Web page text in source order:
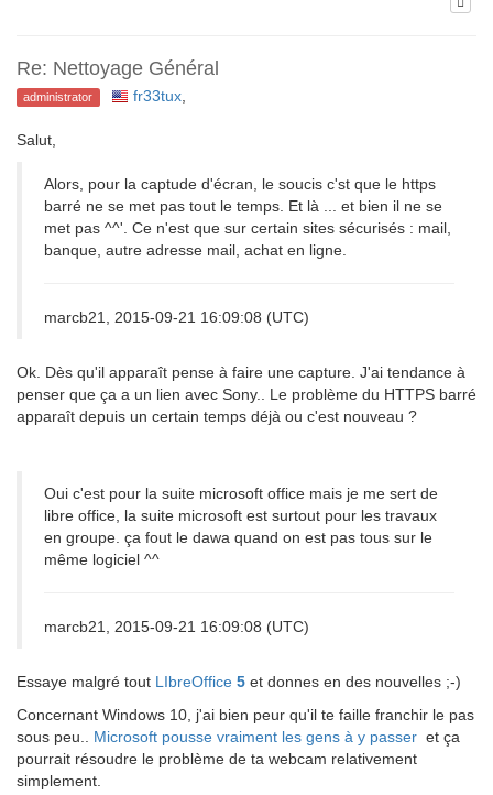
Re: Nettoyage Général
administrator fr33tux,
Salut,
Alors, pour la captude d'écran, le soucis c'st que le https
barré ne se met pas tout le temps. Et là ... et bien il ne se
met pas ^^'. Ce n'est que sur certain sites sécurisés : mail,
banque, autre adresse mail, achat en ligne.
marcb21, 2015-09-21 16:09:08 (UTC)
Ok. Dès qu'il apparaît pense à faire une capture. J'ai tendance à
penser que ça a un lien avec Sony.. Le problème du HTTPS barré
apparaît depuis un certain temps déjà ou c'est nouveau ?
Oui c'est pour la suite microsoft office mais je me sert de
libre office, la suite microsoft est surtout pour les travaux
en groupe. ça fout le dawa quand on est pas tous sur le
même logiciel ^^
marcb21, 2015-09-21 16:09:08 (UTC)
Essaye malgré tout LIbreOffice 5 et donnes en des nouvelles ;-)
Concernant Windows 10, j'ai bien peur qu'il te faille franchir le pas
sous peu.. Microsoft pousse vraiment les gens à y passer et ça
pourrait résoudre le problème de ta webcam relativement
simplement.